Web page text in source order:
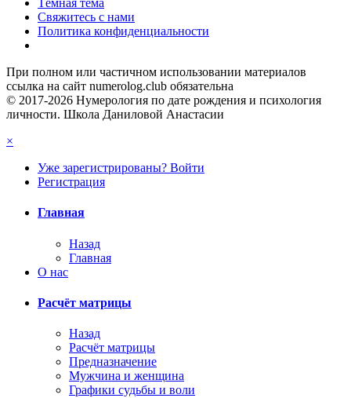
Тёмная тема
Свяжитесь с нами
Политика конфиденциальности
При полном или частичном использовании материалов
ссылка на сайт numerolog.club обязательна
© 2017-2026 Нумерология по дате рождения и психология
личности. Школа Даниловой Анастасии
×
Уже зарегистрированы? Войти
Регистрация
Главная
Назад
Главная
О нас
Расчёт матрицы
Назад
Расчёт матрицы
Предназначение
Мужчина и женщина
Графики судьбы и воли